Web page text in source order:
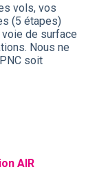
vols, vos
(5 étapes)
de surface
Nous ne
soit
AIR